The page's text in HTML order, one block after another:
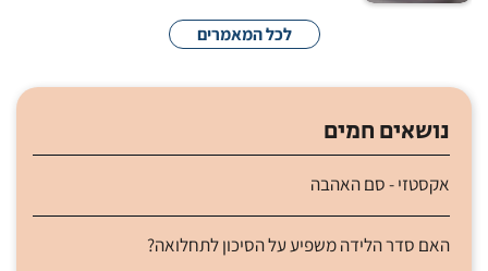
לכל המאמרים
נושאים חמים
אקסטזי - סם האהבה
האם סדר הלידה משפיע על הסיכון לתחלואה?